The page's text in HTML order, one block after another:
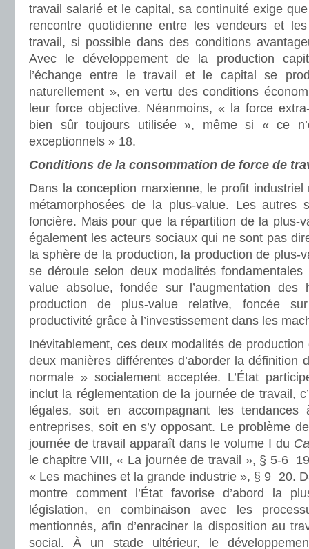
travail salarié et le capital, sa continuité exige
rencontre quotidienne entre les vendeurs et
travail, si possible dans des conditions
Avec le développement de la production
l’échange entre le travail et le capital se
naturellement », en vertu des conditions
leur force objective. Néanmoins, « la force
bien sûr toujours utilisée », même si « ce
exceptionnels » 18.
Conditions de la consommation de force de
Dans la conception marxienne, le profit industriel
métamorphosées de la plus-value. Les autres
foncière. Mais pour que la répartition de la plus-
également les acteurs sociaux qui ne sont pas
la sphère de la production, la production de plus-
se déroule selon deux modalités
value absolue, fondée sur l’augmentation
production de plus-value relative, foncée
productivité grâce à l’investissement dans les
Inévitablement, ces deux modalités de
deux manières différentes d’aborder la définition
normale » socialement acceptée. L’État
inclut la réglementation de la journée de travail,
légales, soit en accompagnant les
entreprises, soit en s’y opposant. Le problème
journée de travail apparaît dans le volume I du
le chapitre VIII, « La journée de travail », § 5-6
« Les machines et la grande industrie », § 9 20.
montre comment l’État favorise d’abord la
législation, en combinaison avec les
mentionnés, afin d’enraciner la disposition au
social. À un stade ultérieur, le